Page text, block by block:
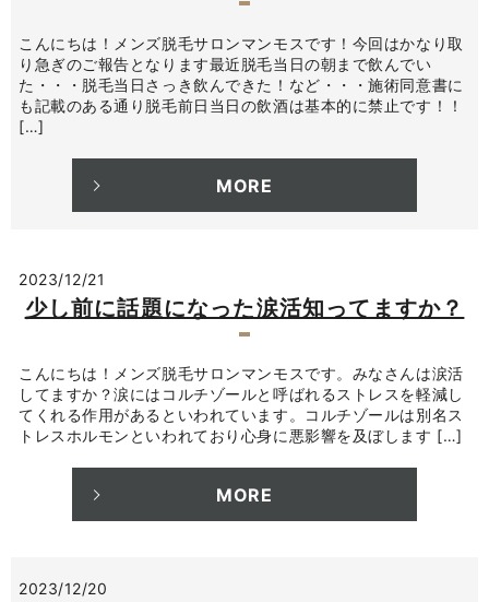
こんにちは！メンズ脱毛サロンマンモスです！今回はかなり取
り急ぎのご報告となります最近脱毛当日の朝まで飲んでい
た・・・脱毛当日さっき飲んできた！など・・・施術同意書に
も記載のある通り脱毛前日当日の飲酒は基本的に禁止です！！
[…]
MORE
2023/12/21
少し前に話題になった涙活知ってますか？
こんにちは！メンズ脱毛サロンマンモスです。みなさんは涙活
してますか？涙にはコルチゾールと呼ばれるストレスを軽減し
てくれる作用があるといわれています。コルチゾールは別名ス
トレスホルモンといわれており心身に悪影響を及ぼします […]
MORE
2023/12/20